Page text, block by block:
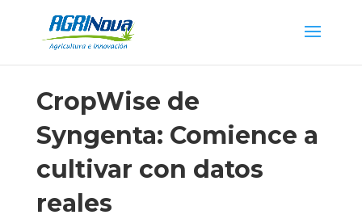
CropWise de
Syngenta: Comience a
cultivar con datos
reales